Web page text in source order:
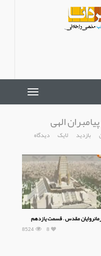
الهی
بازدید لایک دیدگاه
مقدس – قسمت یازدهم
8524 8